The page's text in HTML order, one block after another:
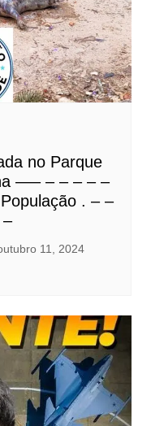
no Parque
—– – – – – –
. – –
11, 2024